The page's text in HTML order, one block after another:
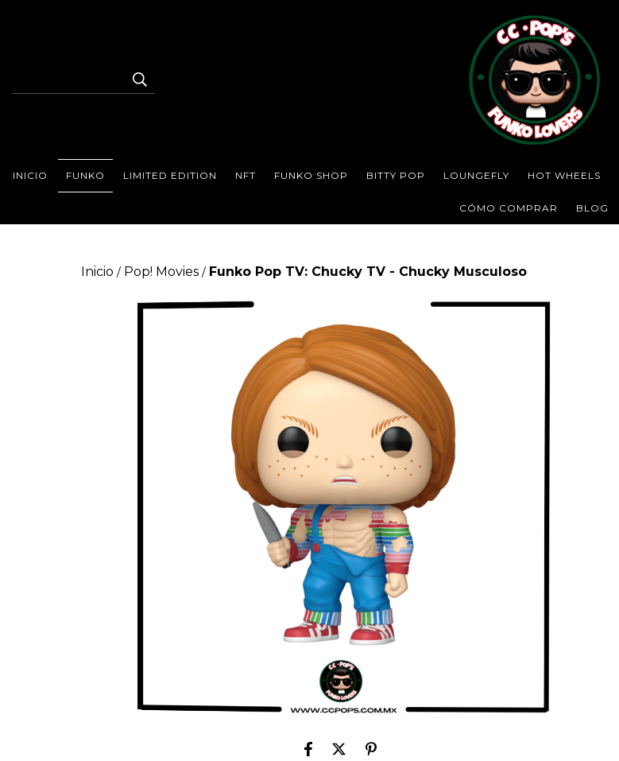
INICIO FUNKO LIMITED EDITION NFT FUNKO SHOP BITTY POP LOUNGEFLY HOT WHEELS
CÓMO COMPRAR BLOG
Inicio / Pop! Movies / Funko Pop TV: Chucky TV - Chucky Musculoso